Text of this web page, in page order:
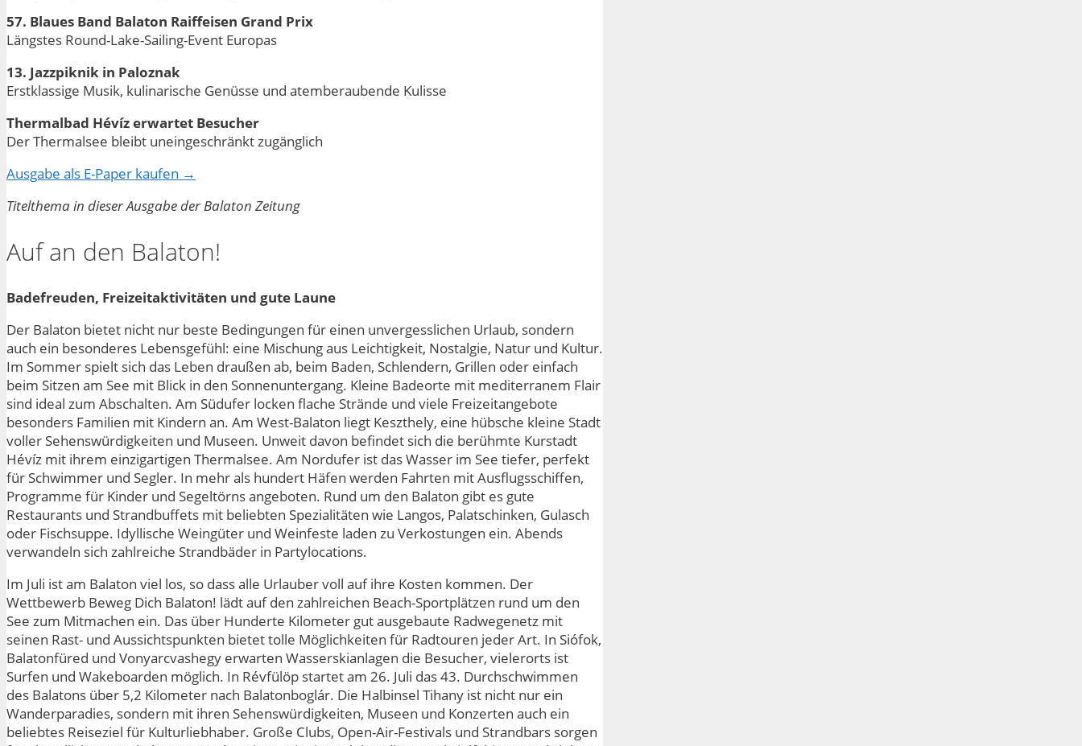
57. Blaues Band Balaton Raiffeisen Grand Prix
Längstes Round-Lake-Sailing-Event Europas
13. Jazzpiknik in Paloznak
Erstklassige Musik, kulinarische Genüsse und atemberaubende Kulisse
Thermalbad Hévíz erwartet Besucher
Der Thermalsee bleibt uneingeschränkt zugänglich
Ausgabe als E-Paper kaufen →
Titelthema in dieser Ausgabe der Balaton Zeitung
Auf an den Balaton!
Badefreuden, Freizeitaktivitäten und gute Laune
Der Balaton bietet nicht nur beste Bedingungen für einen unvergesslichen Urlaub, sondern
auch ein besonderes Lebensgefühl: eine Mischung aus Leichtigkeit, Nostalgie, Natur und Kultur.
Im Sommer spielt sich das Leben draußen ab, beim Baden, Schlendern, Grillen oder einfach
beim Sitzen am See mit Blick in den Sonnenuntergang. Kleine Badeorte mit mediterranem Flair
sind ideal zum Abschalten. Am Südufer locken flache Strände und viele Freizeitangebote
besonders Familien mit Kindern an. Am West-Balaton liegt Keszthely, eine hübsche kleine Stadt
voller Sehenswürdigkeiten und Museen. Unweit davon befindet sich die berühmte Kurstadt
Hévíz mit ihrem einzigartigen Thermalsee. Am Nordufer ist das Wasser im See tiefer, perfekt
für Schwimmer und Segler. In mehr als hundert Häfen werden Fahrten mit Ausflugsschiffen,
Programme für Kinder und Segeltörns angeboten. Rund um den Balaton gibt es gute
Restaurants und Strandbuffets mit beliebten Spezialitäten wie Langos, Palatschinken, Gulasch
oder Fischsuppe. Idyllische Weingüter und Weinfeste laden zu Verkostungen ein. Abends
verwandeln sich zahlreiche Strandbäder in Partylocations.
Im Juli ist am Balaton viel los, so dass alle Urlauber voll auf ihre Kosten kommen. Der
Wettbewerb Beweg Dich Balaton! lädt auf den zahlreichen Beach-Sportplätzen rund um den
See zum Mitmachen ein. Das über Hunderte Kilometer gut ausgebaute Radwegenetz mit
seinen Rast- und Aussichtspunkten bietet tolle Möglichkeiten für Radtouren jeder Art. In Siófok,
Balatonfüred und Vonyarcvashegy erwarten Wasserskianlagen die Besucher, vielerorts ist
Surfen und Wakeboarden möglich. In Révfülöp startet am 26. Juli das 43. Durchschwimmen
des Balatons über 5,2 Kilometer nach Balatonboglár. Die Halbinsel Tihany ist nicht nur ein
Wanderparadies, sondern mit ihren Sehenswürdigkeiten, Museen und Konzerten auch ein
beliebtes Reiseziel für Kulturliebhaber. Große Clubs, Open-Air-Festivals und Strandbars sorgen